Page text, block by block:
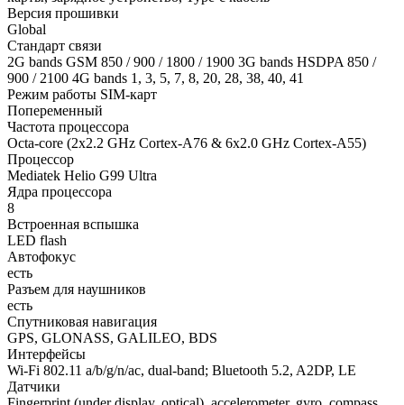
Версия прошивки
Global
Стандарт связи
2G bands GSM 850 / 900 / 1800 / 1900 3G bands HSDPA 850 /
900 / 2100 4G bands 1, 3, 5, 7, 8, 20, 28, 38, 40, 41
Режим работы SIM-карт
Попеременный
Частота процессора
Octa-core (2x2.2 GHz Cortex-A76 & 6x2.0 GHz Cortex-A55)
Процессор
Mediatek Helio G99 Ultra
Ядра процессора
8
Встроенная вспышка
LED flash
Автофокус
есть
Разъем для наушников
есть
Спутниковая навигация
GPS, GLONASS, GALILEO, BDS
Интерфейсы
Wi-Fi 802.11 a/b/g/n/ac, dual-band; Bluetooth 5.2, A2DP, LE
Датчики